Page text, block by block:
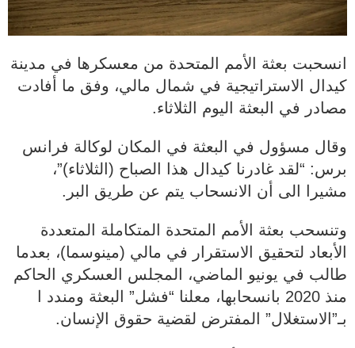
انسحبت بعثة الأمم المتحدة من معسكرها في مدينة
كيدال الاستراتيجية في شمال مالي، وفق ما أفادت
مصادر في البعثة اليوم الثلاثاء.
وقال مسؤول في البعثة في المكان لوكالة فرانس
برس: “لقد غادرنا كيدال هذا الصباح (الثلاثاء)”،
مشيرا الى أن الانسحاب يتم عن طريق البر.
وتنسحب بعثة الأمم المتحدة المتكاملة المتعددة
الأبعاد لتحقيق الاستقرار في مالي (مينوسما)، بعدما
طالب في يونيو الماضي، المجلس العسكري الحاكم
منذ 2020 بانسحابها، معلنا “فشل” البعثة ومندد ا
بـ”الاستغلال” المفترض لقضية حقوق الإنسان.